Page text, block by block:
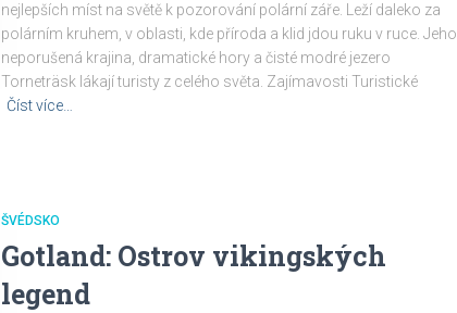
nejlepších míst na světě k pozorování polární záře. Leží daleko za
polárním kruhem, v oblasti, kde příroda a klid jdou ruku v ruce. Jeho
neporušená krajina, dramatické hory a čisté modré jezero
Torneträsk lákají turisty z celého světa. Zajímavosti Turistické
Číst více…
ŠVÉDSKO
Gotland: Ostrov vikingských
legend